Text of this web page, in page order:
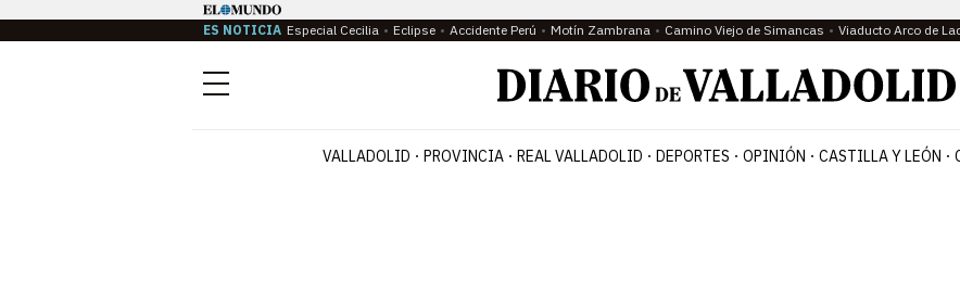
ES NOTICIA Especial Cecilia Eclipse Accidente Perú Motín Zambrana Camino Viejo de Simancas Viaducto Arco de
Menú
VALLADOLID PROVINCIA REAL VALLADOLID DEPORTES OPINIÓN CASTILLA Y LEÓN